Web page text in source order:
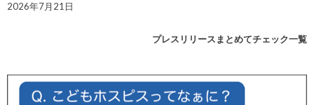
2026年7月21日
プレスリリースまとめてチェック一覧